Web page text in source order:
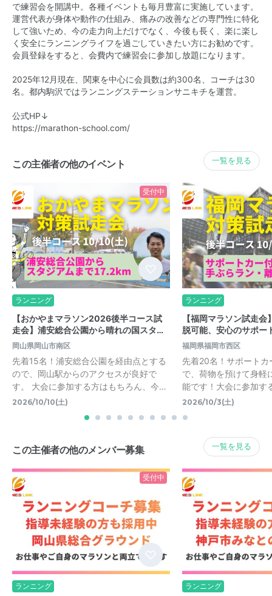
で練習会を開講中。各種イベントも毎月豊富に実施しています。
運営代表が身体や動作の仕組み、痛みの改善などの専門性に特化
して強いため、今の走力向上だけでなく、今後も長く、楽に楽し
く安全にランニングライフを過ごしていきたい方にお勧めです。
会員登録をすると、会費内で練習会に参加し放題になります。
2025年12月現在、関東を中心に会員数は約300名、コーチは30
名。都内駒沢ではランニングステーションサニキチを運営。
公式HP↓
https://marathon-school.com/
この主催者の他のイベント 一覧を見る
受付中
ランニング
【おかやまマラソン2026後半コース試
走会】浦安総合公園から晴れの国スタ…
岡山県岡山市南区
先着15名！浦安総合公園を経由点とする
ので、岡山駅からのアクセスが良好で
す。 大会に参加する方はもちろん、今…
2026/10/10(土)
ランニング
【福岡マラソン試走
脱可能、安心のサポー
福岡県福岡市西区
先着20名！サポートカ
で、荷物を預けて身軽
能です！大会に参加す
2026/10/3(土)
この主催者の他のメンバー募集 一覧を見る
受付中
ランニング ランニング